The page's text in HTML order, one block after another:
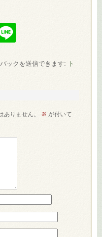
ックを送信できます: ト
ありません。 ※ が付いて